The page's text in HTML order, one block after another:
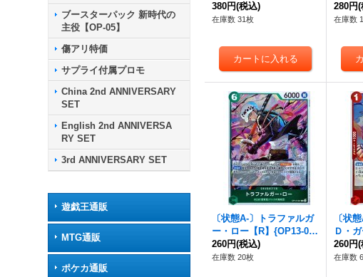
ブースターパック 新時代の
主役【OP-05】
傷アリ特価
サプライ付属プロモ
China 2nd ANNIVERSARY
SET
English 2nd ANNIVERSA
RY SET
3rd ANNIVERSARY SET
遊戯王通販
MTG通販
ポケカ通販
U)【SEC】{OP13-119}
380円(税込)
在庫数 31枚
U)【
280円(
在庫数
〔状態A-〕トラファルガ
ー・ロー【R】{OP13-03
1}
260円(税込)
在庫数 20枚
〔状
Ｄ・
16}
260円(
在庫数